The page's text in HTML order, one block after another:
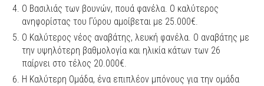
Ο Βασιλιάς των βουνών, πουά φανέλα. Ο καλύτερος
ανηφορίστας του Γύρου αμοίβεται με 25.000€.
Ο Καλύτερος νέος αναβάτης, λευκή φανέλα. Ο αναβάτης με
την υψηλότερη βαθμολογία και ηλικία κάτων των 26
παίρνει στο τέλος 20.000€.
Η Καλύτερη Ομάδα, ένα επιπλέον μπόνους για την ομάδα